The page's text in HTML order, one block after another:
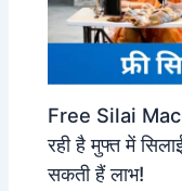
Free Silai
रही है मुफ्त में
सकती हैं लाभ!